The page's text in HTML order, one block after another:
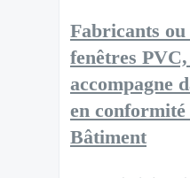
Fabricants
fenêtres
accompagne
en
Bâtiment